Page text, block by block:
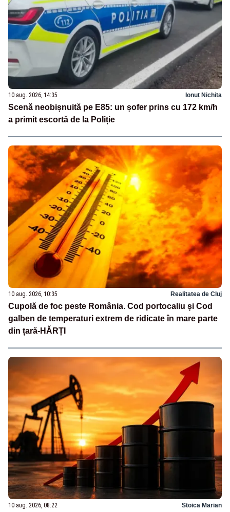
10 aug. 2026, 14:35 Ionuț Nichita
Scenă neobișnuită pe E85: un șofer prins cu 172 km/h
a primit escortă de la Poliție
10 aug. 2026, 10:35 Realitatea de Cluj
Cupolă de foc peste România. Cod portocaliu și Cod
galben de temperaturi extrem de ridicate în mare parte
din țară-HĂRȚI
10 aug. 2026, 08:22 Stoica Marian